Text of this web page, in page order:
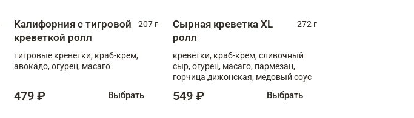
Калифорния с тигровой
креветкой ролл
207 г
тигровые креветки, краб-крем,
авокадо, огурец, масаго
479 ₽ Выбрать
Сырная креветка XL
ролл
272 г
креветки, краб-крем, сливочный
сыр, огурец, масаго, пармезан,
горчица дижонская, медовый соус
549 ₽ Выбрать